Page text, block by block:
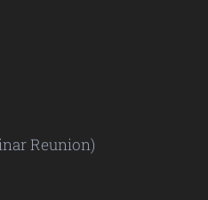
Reunion)